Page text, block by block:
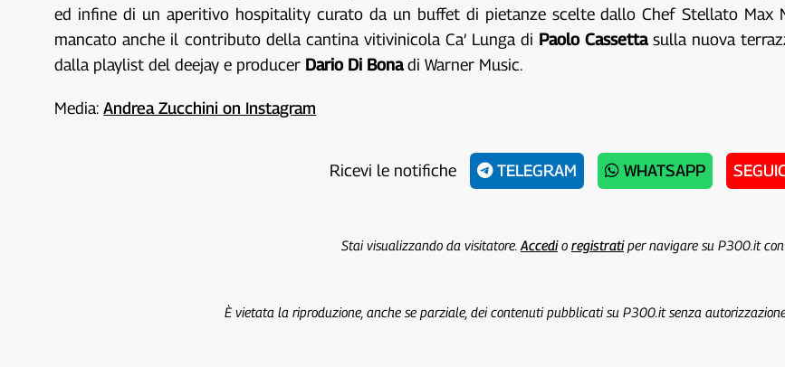
ed infine di un aperitivo hospitality curato da un buffet di pietanze scelte dallo Chef Stellato Max
mancato anche il contributo della cantina vitivinicola Ca’ Lunga di Paolo Cassettasulla nuova
dalla playlist del deejay e producer Dario Di Bonadi Warner Music.
Media:Andrea Zucchini on Instagram
Ricevi le notifiche TELEGRAM WHATSAPP
Stai visualizzando da visitatore. Accedio registratiper navigare su P300.it
È vietata la riproduzione, anche se parziale, dei contenuti pubblicati su P300.it senza